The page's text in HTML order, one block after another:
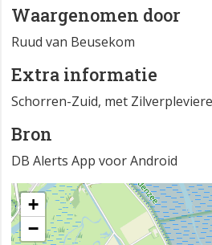
Waargenomen door
Ruud van Beusekom
Extra informatie
Schorren-Zuid, met
Bron
DB Alerts App voor Android
+
−